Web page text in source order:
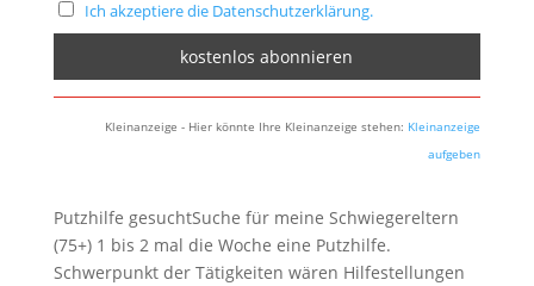
Ich akzeptiere die Datenschutzerklärung.
Kleinanzeige - Hier könnte Ihre Kleinanzeige stehen: Kleinanzeige
aufgeben
Putzhilfe gesuchtSuche für meine Schwiegereltern
(75+) 1 bis 2 mal die Woche eine Putzhilfe.
Schwerpunkt der Tätigkeiten wären Hilfestellungen